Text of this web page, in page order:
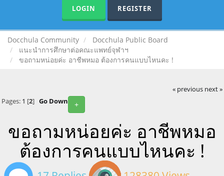
LOGIN REGISTER
Docchula Community
Docchula Public Board
แนะนำการศึกษาต่อคณะแพทย์จุฬาฯ
ขอถามหน่อยค่ะ อาชีพหมอ ต้องการคนแบบไหนคะ !
« previous next »
+
Pages: 1 [2] Go Down
ขอถามหน่อยค่ะ อาชีพหมอ
ต้องการคนแบบไหนคะ !